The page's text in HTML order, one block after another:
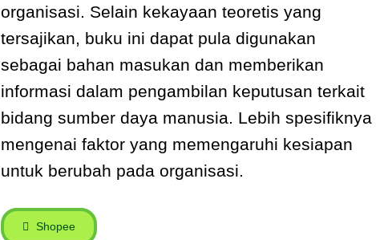
organisasi. Selain kekayaan teoretis yang
tersajikan, buku ini dapat pula digunakan
sebagai bahan masukan dan memberikan
informasi dalam pengambilan keputusan terkait
bidang sumber daya manusia. Lebih spesifiknya
mengenai faktor yang memengaruhi kesiapan
untuk berubah pada organisasi.
Shopee